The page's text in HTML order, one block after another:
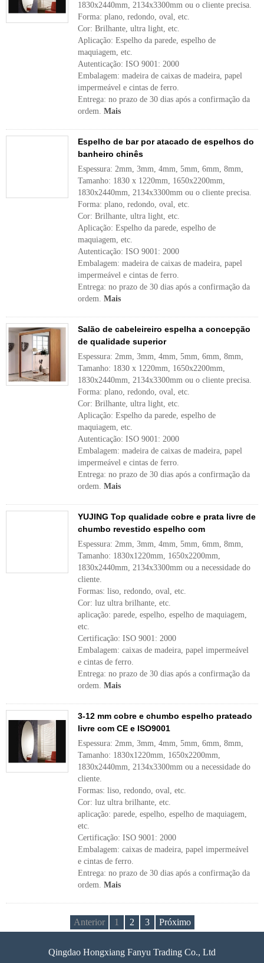
1830x2440mm, 2134x3300mm ou o cliente precisa.
Forma: plano, redondo, oval, etc.
Cor: Brilhante, ultra light, etc.
Aplicação: Espelho da parede, espelho de
maquiagem, etc.
Autenticação: ISO 9001: 2000
Embalagem: madeira de caixas de madeira, papel
impermeável e cintas de ferro.
Entrega: no prazo de 30 dias após a confirmação da
ordem. Mais
Espelho de bar por atacado de espelhos do
banheiro chinês
Espessura: 2mm, 3mm, 4mm, 5mm, 6mm, 8mm,
Tamanho: 1830 x 1220mm, 1650x2200mm,
1830x2440mm, 2134x3300mm ou o cliente precisa.
Forma: plano, redondo, oval, etc.
Cor: Brilhante, ultra light, etc.
Aplicação: Espelho da parede, espelho de
maquiagem, etc.
Autenticação: ISO 9001: 2000
Embalagem: madeira de caixas de madeira, papel
impermeável e cintas de ferro.
Entrega: no prazo de 30 dias após a confirmação da
ordem. Mais
Salão de cabeleireiro espelha a concepção
de qualidade superior
Espessura: 2mm, 3mm, 4mm, 5mm, 6mm, 8mm,
Tamanho: 1830 x 1220mm, 1650x2200mm,
1830x2440mm, 2134x3300mm ou o cliente precisa.
Forma: plano, redondo, oval, etc.
Cor: Brilhante, ultra light, etc.
Aplicação: Espelho da parede, espelho de
maquiagem, etc.
Autenticação: ISO 9001: 2000
Embalagem: madeira de caixas de madeira, papel
impermeável e cintas de ferro.
Entrega: no prazo de 30 dias após a confirmação da
ordem. Mais
YUJING Top qualidade cobre e prata livre de
chumbo revestido espelho com
Espessura: 2mm, 3mm, 4mm, 5mm, 6mm, 8mm,
Tamanho: 1830x1220mm, 1650x2200mm,
1830x2440mm, 2134x3300mm ou a necessidade do
cliente.
Formas: liso, redondo, oval, etc.
Cor: luz ultra brilhante, etc.
aplicação: parede, espelho, espelho de maquiagem,
etc.
Certificação: ISO 9001: 2000
Embalagem: caixas de madeira, papel impermeável
e cintas de ferro.
Entrega: no prazo de 30 dias após a confirmação da
ordem. Mais
3-12 mm cobre e chumbo espelho prateado
livre com CE e ISO9001
Espessura: 2mm, 3mm, 4mm, 5mm, 6mm, 8mm,
Tamanho: 1830x1220mm, 1650x2200mm,
1830x2440mm, 2134x3300mm ou a necessidade do
cliente.
Formas: liso, redondo, oval, etc.
Cor: luz ultra brilhante, etc.
aplicação: parede, espelho, espelho de maquiagem,
etc.
Certificação: ISO 9001: 2000
Embalagem: caixas de madeira, papel impermeável
e cintas de ferro.
Entrega: no prazo de 30 dias após a confirmação da
ordem. Mais
Anterior 1 2 3 Próximo
Qingdao Hongxiang Fanyu Trading Co., Ltd